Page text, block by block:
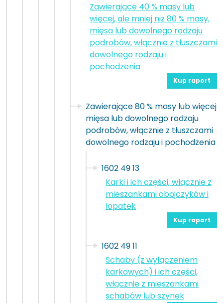
Zawierające 40 % masy lub
więcej, ale mniej niż 80 % masy,
mięsa lub dowolnego rodzaju
podrobów, włącznie z tłuszczami
dowolnego rodzaju i
pochodzenia
Kup raport
Zawierające 80 % masy lub więcej
mięsa lub dowolnego rodzaju
podrobów, włącznie z tłuszczami
dowolnego rodzaju i pochodzenia
1602 49 13
Karki i ich części, włącznie z
mieszankami obojczyków i
łopatek
Kup raport
1602 49 11
Schaby (z wyłączeniem
karkowych) i ich części,
włącznie z mieszankami
schabów lub szynek